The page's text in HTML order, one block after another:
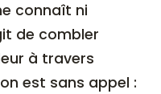
connaît ni
de combler
à travers
est sans appel :